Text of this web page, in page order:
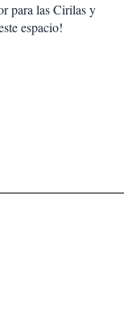
para las Cirilas y
espacio!